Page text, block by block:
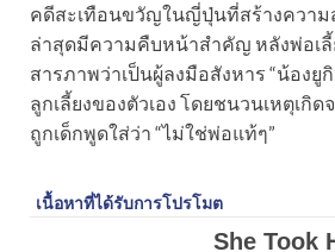
คดีสะเทือนขวัญในญี่ปุ่นที่สร้างความ
ล่าสุดมีความคืบหน้าสำคัญ หลังพ่อเลี้
สารภาพว่าเป็นผู้ลงมือสังหาร “น้องยูกิ
ลูกเลี้ยงของตัวเอง โดยชนวนเหตุเกิ
ถูกเด็กพูดใส่ว่า “ไม่ใช่พ่อแท้ๆ”